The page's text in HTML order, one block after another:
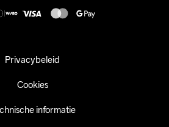
Privacybeleid
Cookies
informatie